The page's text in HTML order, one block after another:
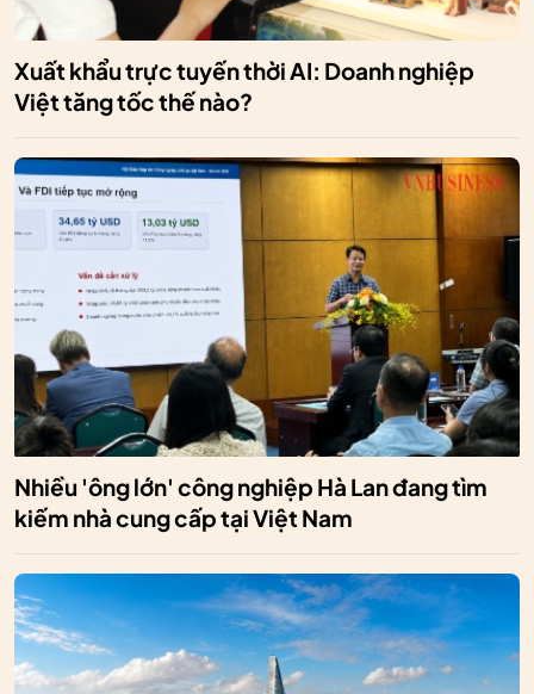
Xuất khẩu trực tuyến thời AI: Doanh nghiệp
Việt tăng tốc thế nào?
Nhiều 'ông lớn' công nghiệp Hà Lan đang tìm
kiếm nhà cung cấp tại Việt Nam